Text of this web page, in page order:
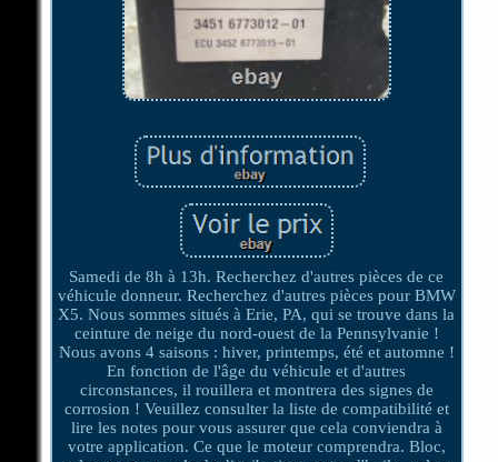
Samedi de 8h à 13h. Recherchez d'autres pièces de ce
véhicule donneur. Recherchez d'autres pièces pour BMW
X5. Nous sommes situés à Erie, PA, qui se trouve dans la
ceinture de neige du nord-ouest de la Pennsylvanie !
Nous avons 4 saisons : hiver, printemps, été et automne !
En fonction de l'âge du véhicule et d'autres
circonstances, il rouillera et montrera des signes de
corrosion ! Veuillez consulter la liste de compatibilité et
lire les notes pour vous assurer que cela conviendra à
votre application. Ce que le moteur comprendra. Bloc,